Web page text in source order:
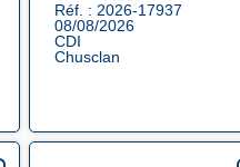
Réf. : 2026-17937
08/08/2026
CDI
Chusclan